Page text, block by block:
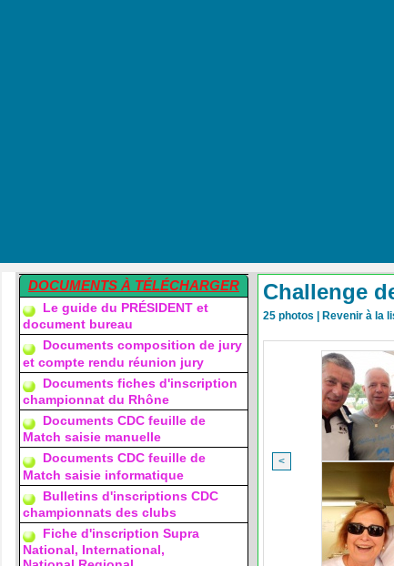
DOCUMENTS À TÉLÉCHARGER
Le guide du PRÉSIDENT et
document bureau
Documents composition de jury
et compte rendu réunion jury
Documents fiches d'inscription
championnat du Rhône
Documents CDC feuille de
Match saisie manuelle
Documents CDC feuille de
Match saisie informatique
Bulletins d'inscriptions CDC
championnats des clubs
Fiche d'inscription Supra
National, International,
Challenge
25 photos Revenir à la
<